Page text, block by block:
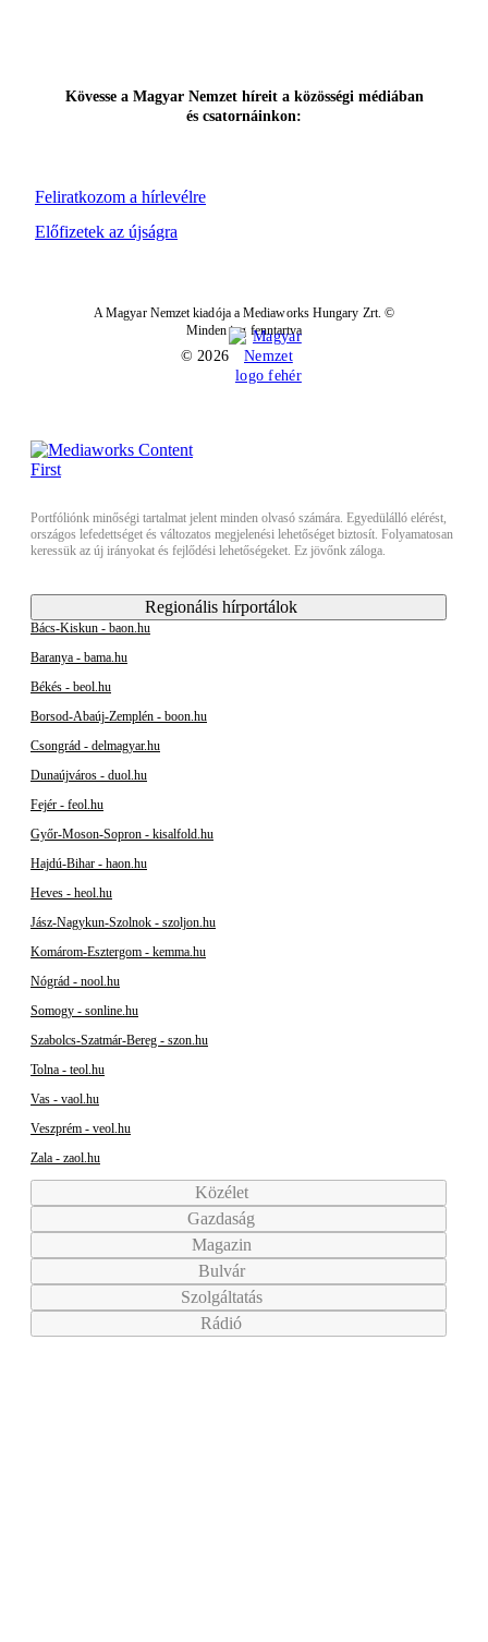
Feliratkozom a hírlevélre
Kövesse a Magyar Nemzet híreit a közösségi médiában
és csatornáinkon:
Előfizetek az újságra
A Magyar Nemzet kiadója a Mediaworks Hungary Zrt. ©
Minden jog fenntartva
© 2026
Portfóliónk minőségi tartalmat jelent minden olvasó számára. Egyedülálló elérést,
országos lefedettséget és változatos megjelenési lehetőséget biztosít. Folyamatosan
keressük az új irányokat és fejlődési lehetőségeket. Ez jövőnk záloga.
Regionális hírportálok
Bács-Kiskun - baon.hu
Baranya - bama.hu
Békés - beol.hu
Borsod-Abaúj-Zemplén - boon.hu
Csongrád - delmagyar.hu
Dunaújváros - duol.hu
Fejér - feol.hu
Győr-Moson-Sopron - kisalfold.hu
Hajdú-Bihar - haon.hu
Heves - heol.hu
Jász-Nagykun-Szolnok - szoljon.hu
Komárom-Esztergom - kemma.hu
Nógrád - nool.hu
Somogy - sonline.hu
Szabolcs-Szatmár-Bereg - szon.hu
Tolna - teol.hu
Vas - vaol.hu
Veszprém - veol.hu
Zala - zaol.hu
Közélet
Gazdaság
Magazin
Bulvár
Szolgáltatás
Rádió